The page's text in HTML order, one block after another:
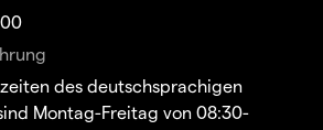
des deutschsprachigen
Montag-Freitag von 08:30-